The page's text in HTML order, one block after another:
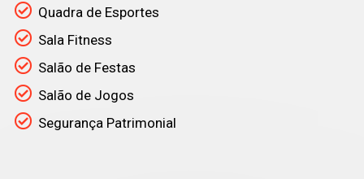
Quadra de Esportes
Sala Fitness
Salão de Festas
Salão de Jogos
Segurança Patrimonial